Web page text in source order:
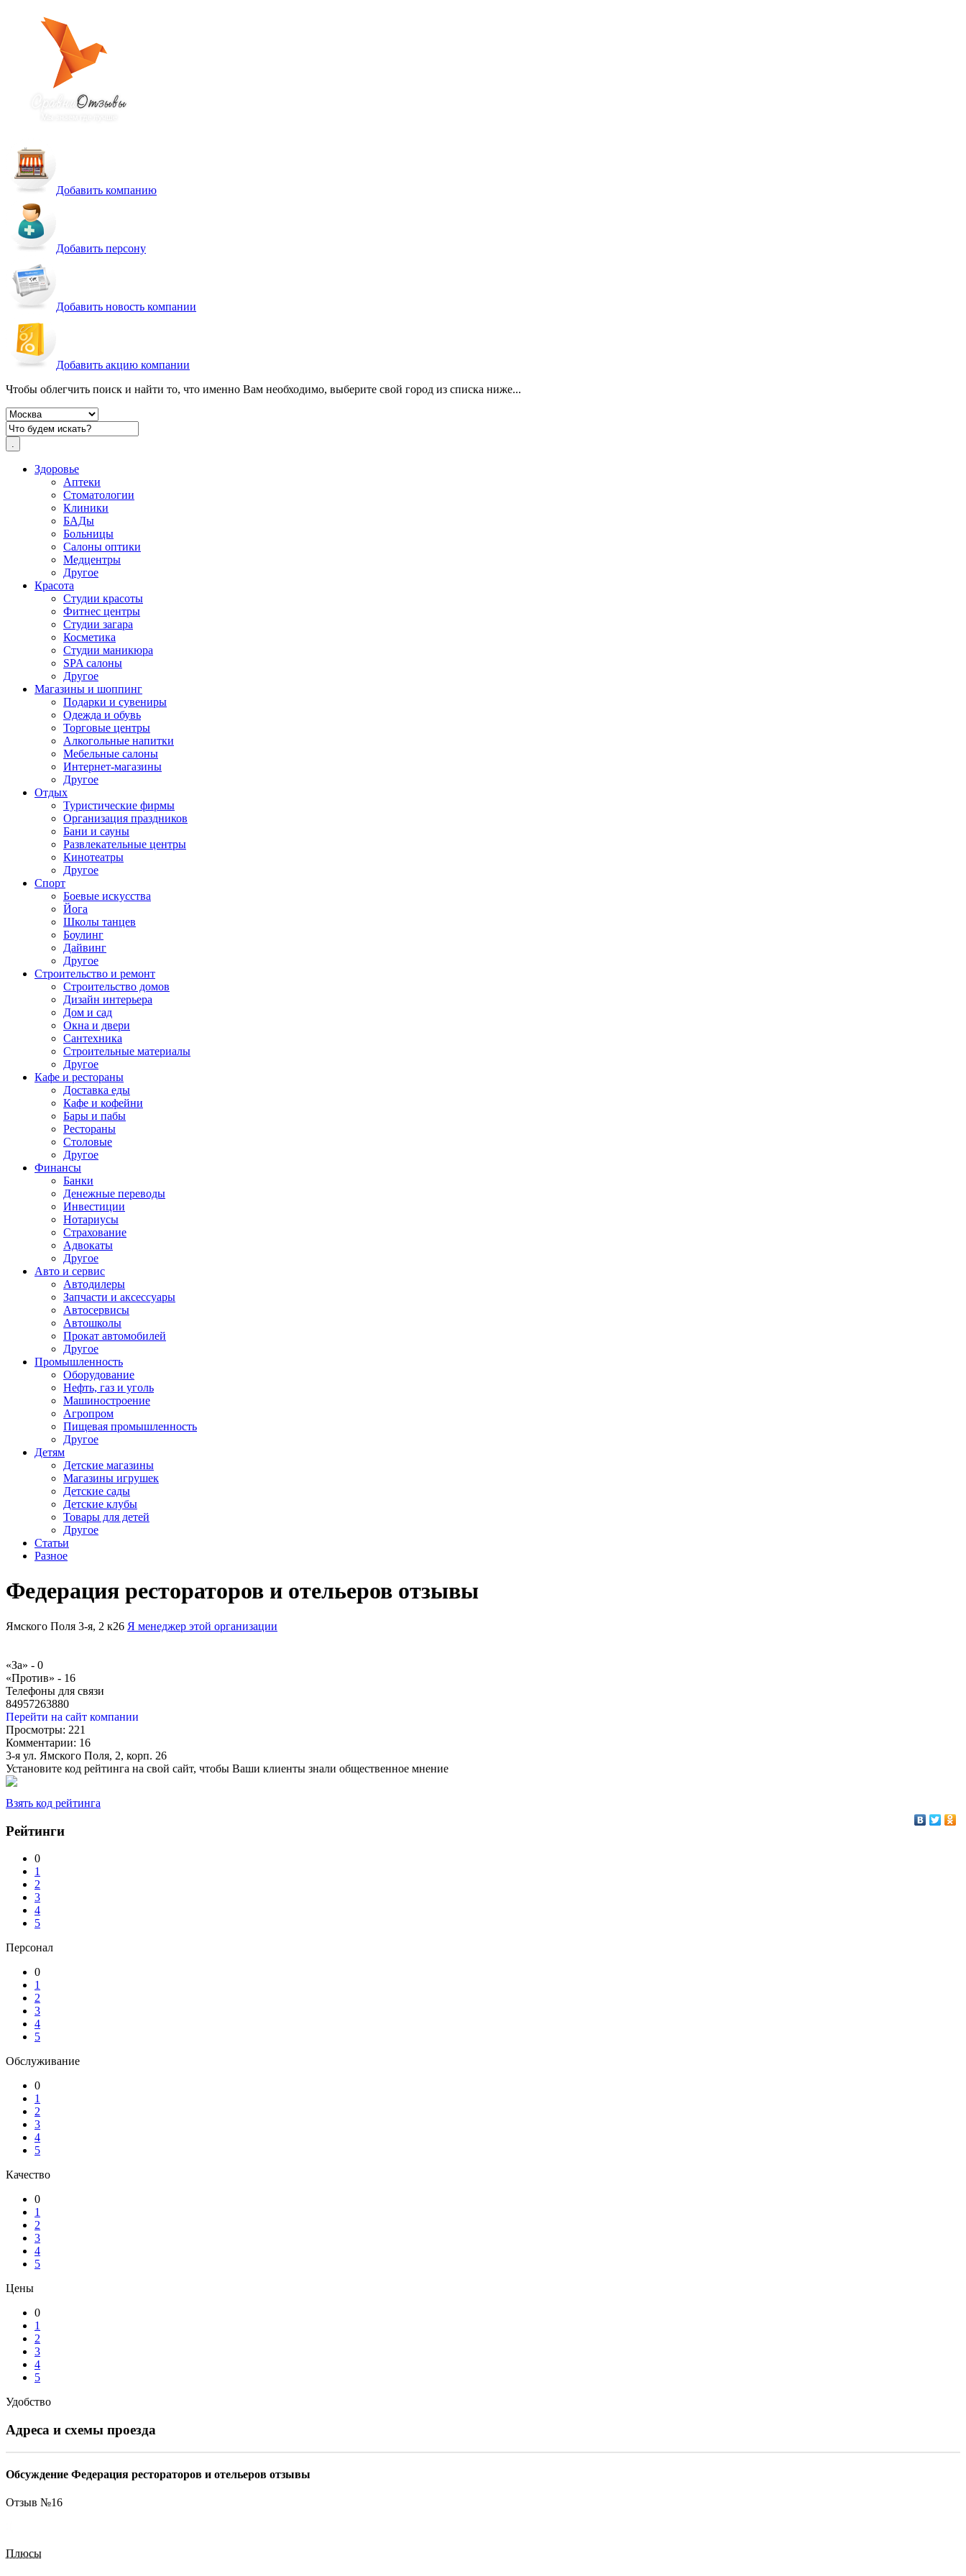
Добавить компанию
Добавить персону
Добавить новость компании
Добавить акцию компании
Чтобы облегчить поиск и найти то, что именно Вам необходимо, выберите свой город из списка ниже...
Здоровье
Аптеки
Стоматологии
Клиники
БАДы
Больницы
Салоны оптики
Медцентры
Другое
Красота
Студии красоты
Фитнес центры
Студии загара
Косметика
Студии маникюра
SPA салоны
Другое
Магазины и шоппинг
Подарки и сувениры
Одежда и обувь
Торговые центры
Алкогольные напитки
Мебельные салоны
Интернет-магазины
Другое
Отдых
Туристические фирмы
Организация праздников
Бани и сауны
Развлекательные центры
Кинотеатры
Другое
Спорт
Боевые искусства
Йога
Школы танцев
Боулинг
Дайвинг
Другое
Строительство и ремонт
Строительство домов
Дизайн интерьера
Дом и сад
Окна и двери
Сантехника
Строительные материалы
Другое
Кафе и рестораны
Доставка еды
Кафе и кофейни
Бары и пабы
Рестораны
Столовые
Другое
Финансы
Банки
Денежные переводы
Инвестиции
Нотариусы
Страхование
Адвокаты
Другое
Авто и сервис
Автодилеры
Запчасти и аксессуары
Автосервисы
Автошколы
Прокат автомобилей
Другое
Промышленность
Оборудование
Нефть, газ и уголь
Машиностроение
Агропром
Пищевая промышленность
Другое
Детям
Детские магазины
Магазины игрушек
Детские сады
Детские клубы
Товары для детей
Другое
Статьи
Разное
Федерация рестораторов и отельеров отзывы
Ямского Поля 3-я, 2 к26 Я менеджер этой организации
«За» - 0
«Против» - 16
Телефоны для связи
84957263880
Перейти на сайт компании
Просмотры: 221
Комментарии: 16
3-я ул. Ямского Поля, 2, корп. 26
Установите код рейтинга на свой сайт, чтобы Ваши клиенты знали общественное мнение
Взять код рейтинга
Рейтинги
0
1
2
3
4
5
Персонал
0
1
2
3
4
5
Обслуживание
0
1
2
3
4
5
Качество
0
1
2
3
4
5
Цены
0
1
2
3
4
5
Удобство
Адреса и схемы проезда
Обсуждение Федерация рестораторов и отельеров отзывы
Отзыв №16
Плюсы